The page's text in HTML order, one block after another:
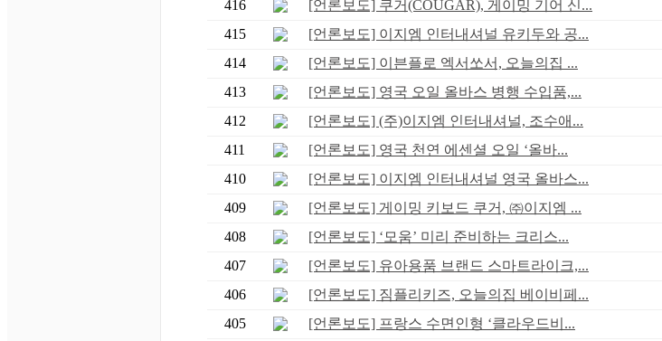
416
[언론보도] 쿠거(COUGAR), 게이밍 기어 신...
415
[언론보도] 이지엠 인터내셔널 유키두와 공...
414
[언론보도] 이븐플로 엑서쏘서, 오늘의집 ...
413
[언론보도] 영국 오일 올바스 병행 수입품,...
412
[언론보도] (주)이지엠 인터내셔널, 조수애...
411
[언론보도] 영국 천연 에센셜 오일 ‘올바...
410
[언론보도] 이지엠 인터내셔널 영국 올바스...
409
[언론보도] 게이밍 키보드 쿠거, ㈜이지엠 ...
408
[언론보도] ‘모움’ 미리 준비하는 크리스...
407
[언론보도] 유아용품 브랜드 스마트라이크,...
406
[언론보도] 짐플리키즈, 오늘의집 베이비페...
405
[언론보도] 프랑스 수면인형 ‘클라우드비...